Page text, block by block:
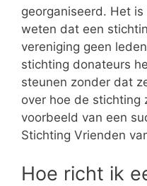
georganiseerd. Het
weten dat een
vereniging geen
stichting donateurs
steunen zonder dat
over hoe de stichting
voorbeeld van een
Stichting Vrienden
Hoe richt ik